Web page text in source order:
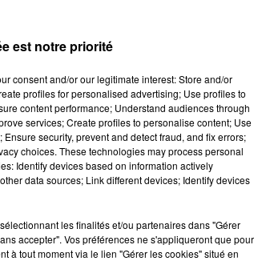
avec Mattel
par le soin
célébrités immortalisées
parcours artistique et à
l'interprète de
. La poupée porte une
Musique
est notre priorité
consent and/or our legitimate interest: Store and/or
profiles for personalised advertising; Use profiles to
content performance; Understand audiences through
services; Create profiles to personalise content; Use
security, prevent and detect fraud, and fix errors;
choices. These technologies may process personal
Identify devices based on information actively
data sources; Link different devices; Identify devices
les finalités et/ou partenaires dans "Gérer
accepter". Vos préférences ne s'appliqueront que pour
à tout moment via le lien "Gérer les cookies" situé en